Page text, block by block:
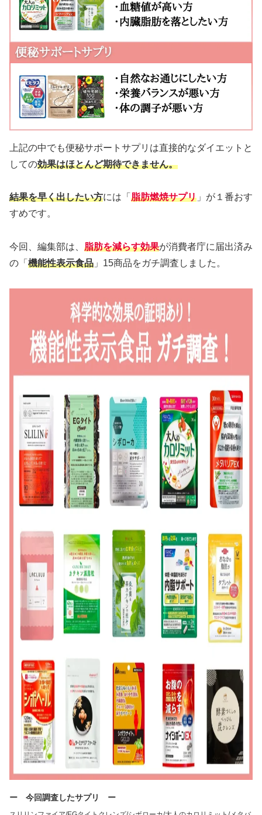
上記の中でも便秘サポートサプリは直接的なダイエットと
しての効果はほとんど期待できません。
結果を早く出したい方には「 脂肪燃焼サプリ 」が１番おす
すめです。
今回、編集部は、 脂肪を減らす効果が消費者庁に届出済み
の「 機能性表示食品 」15商品をガチ調査しました。
ー 今回調査したサプリ ー